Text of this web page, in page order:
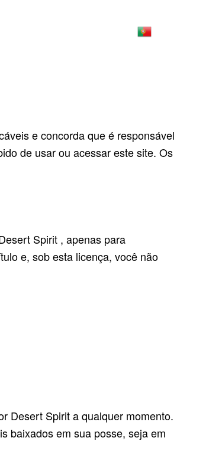
​​e concorda que é responsável
de usar ou acessar este site. Os
Spirit , apenas para
e, sob esta licença, você não
Desert Spirit a qualquer momento.
baixados em sua posse, seja em